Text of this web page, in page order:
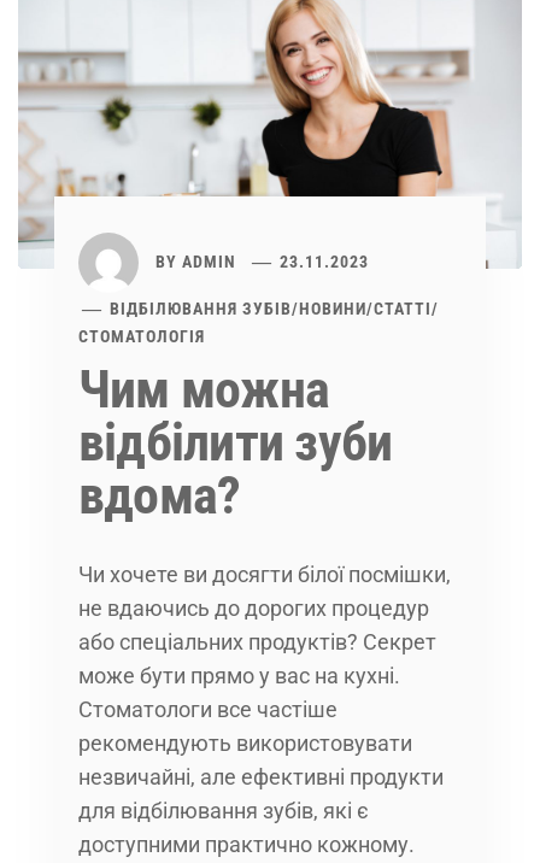
BY ADMIN 23.11.2023
ВІДБІЛЮВАННЯ ЗУБІВ/НОВИНИ/СТАТТІ/
СТОМАТОЛОГІЯ
Чим можна
відбілити зуби
вдома?
Чи хочете ви досягти білої посмішки,
не вдаючись до дорогих процедур
або спеціальних продуктів? Секрет
може бути прямо у вас на кухні.
Стоматологи все частіше
рекомендують використовувати
незвичайні, але ефективні продукти
для відбілювання зубів, які є
доступними практично кожному.